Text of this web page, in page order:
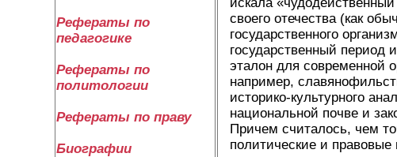
Рефераты по
педагогике
Рефераты по
политологии
Рефераты по праву
Биографии
своего отечества (как
государственного
государственный период
эталон для современной
например,
историко-культурного
национальной почве и
Причем считалось, чем
политические и